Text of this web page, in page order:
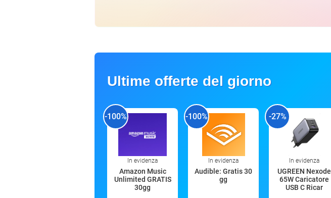
Ultime offerte del giorno
-100%
In evidenza
Amazon Music
Unlimited GRATIS
30gg
-100%
In evidenza
Audible: Gratis 30
gg
-27%
In evidenza
UGREEN Nexode
65W Caricatore
USB C Ricar